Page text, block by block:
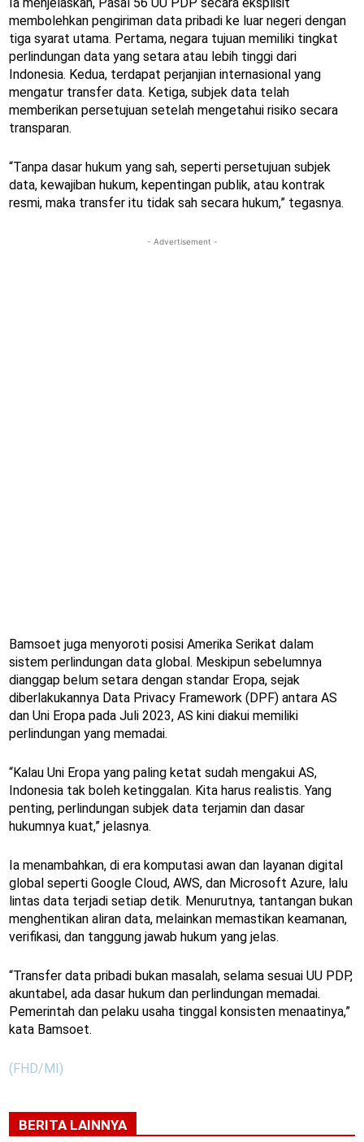
membolehkan pengiriman data pribadi ke luar negeri dengan
tiga syarat utama. Pertama, negara tujuan memiliki tingkat
perlindungan data yang setara atau lebih tinggi dari
Indonesia. Kedua, terdapat perjanjian internasional yang
mengatur transfer data. Ketiga, subjek data telah
memberikan persetujuan setelah mengetahui risiko secara
transparan.
“Tanpa dasar hukum yang sah, seperti persetujuan subjek
data, kewajiban hukum, kepentingan publik, atau kontrak
resmi, maka transfer itu tidak sah secara hukum,” tegasnya.
- Advertisement -
Bamsoet juga menyoroti posisi Amerika Serikat dalam
sistem perlindungan data global. Meskipun sebelumnya
dianggap belum setara dengan standar Eropa, sejak
diberlakukannya Data Privacy Framework (DPF) antara AS
dan Uni Eropa pada Juli 2023, AS kini diakui memiliki
perlindungan yang memadai.
“Kalau Uni Eropa yang paling ketat sudah mengakui AS,
Indonesia tak boleh ketinggalan. Kita harus realistis. Yang
penting, perlindungan subjek data terjamin dan dasar
hukumnya kuat,” jelasnya.
Ia menambahkan, di era komputasi awan dan layanan digital
global seperti Google Cloud, AWS, dan Microsoft Azure, lalu
lintas data terjadi setiap detik. Menurutnya, tantangan bukan
menghentikan aliran data, melainkan memastikan keamanan,
verifikasi, dan tanggung jawab hukum yang jelas.
“Transfer data pribadi bukan masalah, selama sesuai UU PDP,
akuntabel, ada dasar hukum dan perlindungan memadai.
Pemerintah dan pelaku usaha tinggal konsisten menaatinya,”
kata Bamsoet.
(FHD/MI)
BERITA LAINNYA